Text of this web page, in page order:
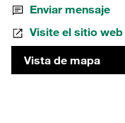
Enviar mensaje
Visite el sitio web
Vista de mapa